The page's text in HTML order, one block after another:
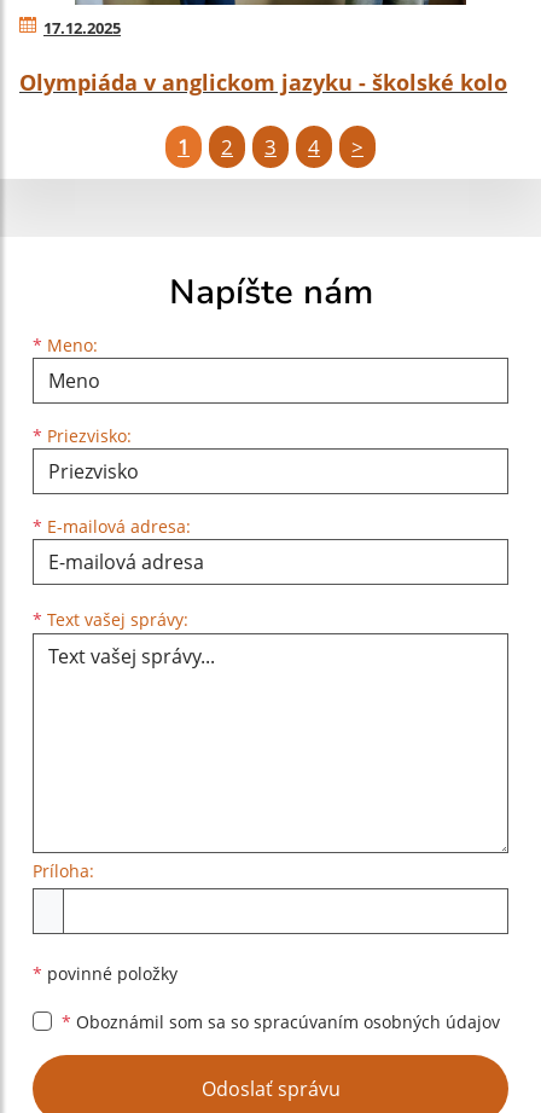
17.12.2025
Olympiáda v anglickom jazyku - školské kolo
1 2 3 4 >
Napíšte nám
* Meno:
Meno
* Priezvisko:
Priezvisko
* E-mailová adresa:
E-mailová adresa
* Text vašej správy:
Príloha:
* povinné položky
* Oboznámil som sa so spracúvaním osobných údajov
Google reCaptcha Response
Odoslať správu